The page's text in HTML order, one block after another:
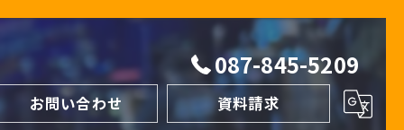
087-845-5209
お問い合わせ 資料請求